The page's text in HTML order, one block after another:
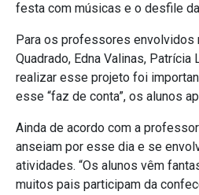
festa com músicas e o desfile
Para os professores envolvidos
Quadrado, Edna Valinas,
realizar esse projeto foi
esse “faz de conta”, os alunos
Ainda de acordo com a
anseiam por esse dia e se
atividades. “Os alunos vêm
muitos pais participam da